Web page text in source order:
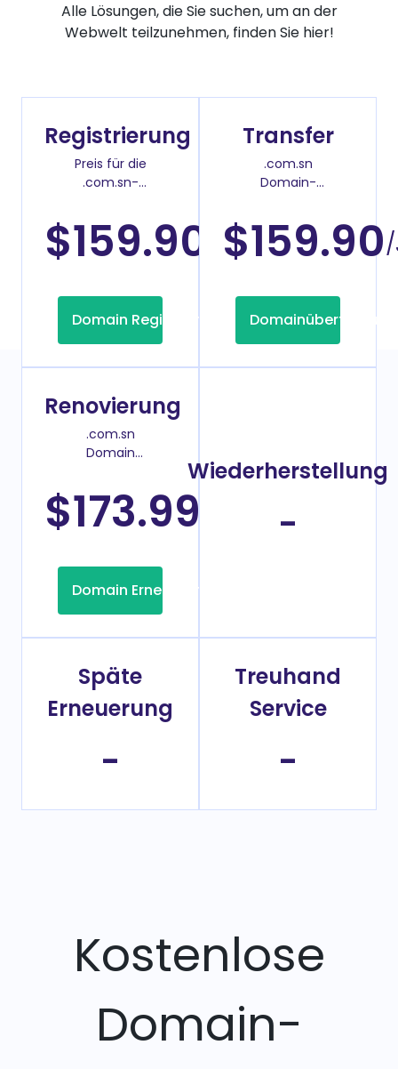
Alle Lösungen, die Sie suchen, um an der
Webwelt teilzunehmen, finden Sie hier!
Registrierung
Preis für die
.com.sn-
$159.90 /Jahr
Domain Registrierung
Transfer
.com.sn
Domain-
$159.90
Domainübertragung
Renovierung
.com.sn
Domain
$173.99
Domain Erneuerung
Wiederherstellung
-
Späte
Erneuerung
-
Treuhand
Service
-
Kostenlose
Domain-